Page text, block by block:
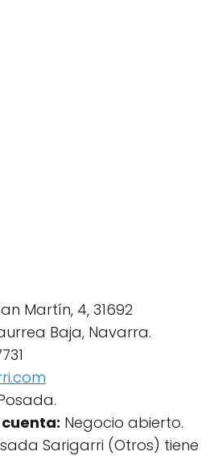
Martín, 4, 31692
Baja, Navarra.
Negocio abierto.
Sarigarri (Otros) tiene